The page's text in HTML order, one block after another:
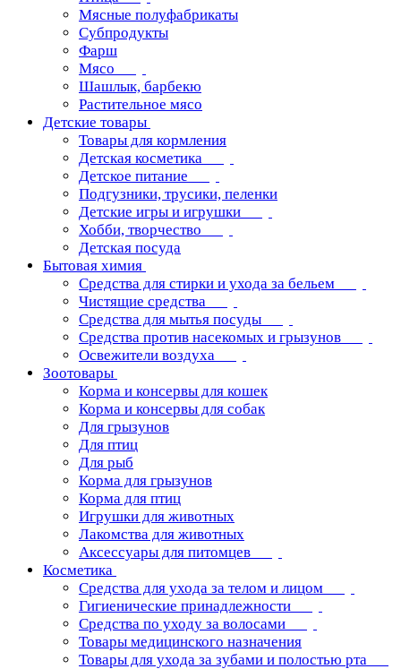
Мясные полуфабрикаты
Субпродукты
Фарш
Мясо
Шашлык, барбекю
Растительное мясо
Детские товары
Товары для кормления
Детская косметика
Детское питание
Подгузники, трусики, пеленки
Детские игры и игрушки
Хобби, творчество
Детская посуда
Бытовая химия
Средства для стирки и ухода за бельем
Чистящие средства
Средства для мытья посуды
Средства против насекомых и грызунов
Освежители воздуха
Зоотовары
Корма и консервы для кошек
Корма и консервы для собак
Для грызунов
Для птиц
Для рыб
Корма для грызунов
Корма для птиц
Игрушки для животных
Лакомства для животных
Аксессуары для питомцев
Косметика
Средства для ухода за телом и лицом
Гигиенические принадлежности
Средства по уходу за волосами
Товары медицинского назначения
Товары для ухода за зубами и полостью рта